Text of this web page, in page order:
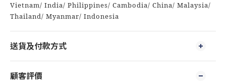
Vietnam/ India/ Philippines/ Cambodia/ China/ Malaysia/
Thailand/ Myanmar/ Indonesia
送貨及付款方式
顧客評價